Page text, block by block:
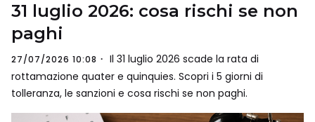
31 luglio 2026: cosa rischi se non
paghi
27/07/2026 10:08
Il 31 luglio 2026 scade la rata di
rottamazione quater e quinquies. Scopri i 5 giorni di
tolleranza, le sanzioni e cosa rischi se non paghi.